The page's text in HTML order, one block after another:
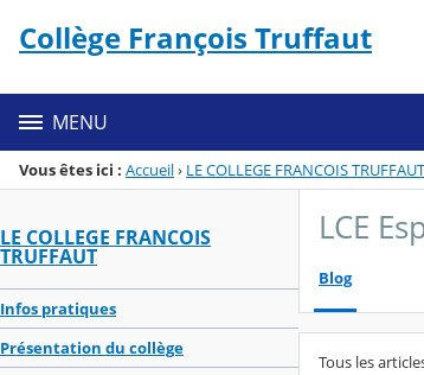
Menu de la rubrique
Contenu
Collège François Truffaut
MENU
Vous êtes ici : Accueil› LE COLLEGE FRANCOIS TRUFFAUT
LE COLLEGE FRANCOIS
TRUFFAUT
Infos pratiques
Présentation du collège
LCE
Blog
Tous les